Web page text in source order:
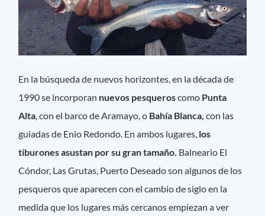
En la búsqueda de nuevos horizontes, en la década de
1990 se incorporan nuevos pesqueroscomo Punta
Alta, con el barco de Aramayo, o Bahía Blanca,con las
guiadas de Enio Redondo. En ambos lugares, los
tiburones asustan por su gran tamaño. Balneario El
Cóndor, Las Grutas, Puerto Deseado son algunos de los
pesqueros que aparecen con el cambio de siglo en la
medida que los lugares más cercanos empiezan a ver